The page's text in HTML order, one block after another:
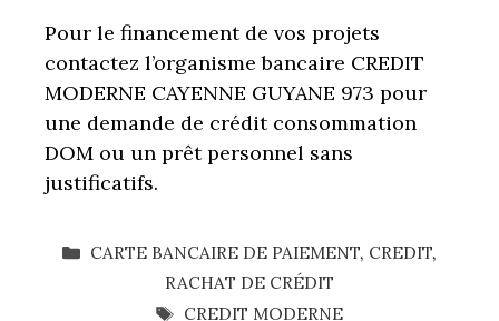
Pour le financement de vos projets
contactez l’organisme bancaire CREDIT
MODERNE CAYENNE GUYANE 973 pour
une demande de crédit consommation
DOM ou un prêt personnel sans
justificatifs.
CATÉGORIES
CARTE BANCAIRE DE PAIEMENT, CREDIT,
RACHAT DE CRÉDIT
ÉTIQUETTES
CREDIT MODERNE